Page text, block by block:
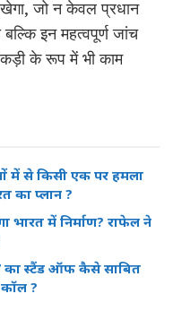
जो न केवल प्रधान
इन महत्वपूर्ण जांच
के रूप में भी काम
में से किसी एक पर हमला
का प्लान ?
भारत में निर्माण? राफेल ने
का स्टैंड ऑफ कैसे साबित
?